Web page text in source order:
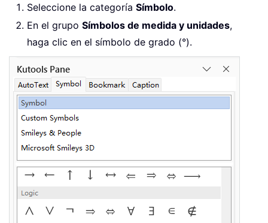
Seleccione la categoría Símbolo.
En el grupo Símbolos de medida y unidades,
haga clic en el símbolo de grado (°).